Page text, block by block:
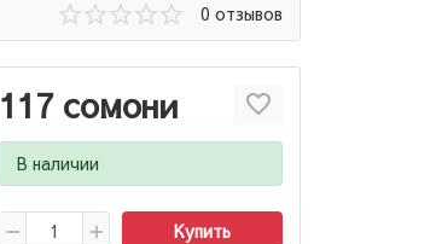
0 отзывов
117 сомони
В наличии
Купить